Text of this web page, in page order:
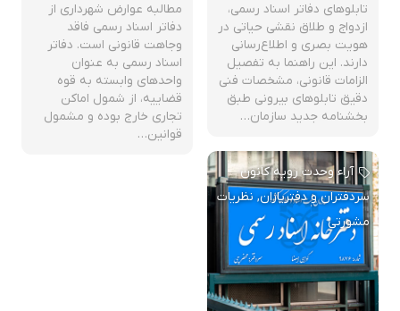
تابلوهای دفاتر اسناد رسمی،
ازدواج و طلاق نقشی حیاتی در
هویت بصری و اطلاع‌رسانی
دارند. این راهنما به تفصیل
الزامات قانونی، مشخصات فنی
دقیق تابلوهای بیرونی طبق
بخشنامه جدید سازمان…
مطالبه عوارض شهرداری از
دفاتر اسناد رسمی فاقد
وجاهت قانونی است. دفاتر
اسناد رسمی به عنوان
واحدهای وابسته به قوه
قضاییه، از شمول اماکن
تجاری خارج بوده و مشمول
قوانین…
آراء وحدت رویه کانون
سردفتران و دفتریاران,نظریات
مشورتی